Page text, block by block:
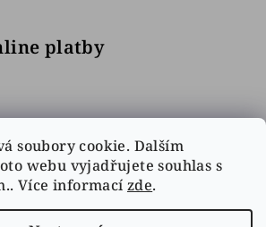
soubory cookie. Dalším
webu vyjadřujete souhlas s
Více informací zde.
platby